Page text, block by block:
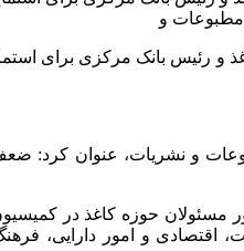
مطبوعات و
بانک مرکزی برای
و نشریات، عنوان کرد:
حوزه کاغذ در
و امور دارایی،